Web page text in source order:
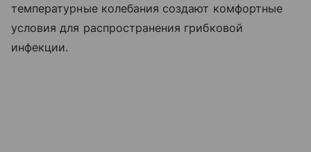
температурные колебания создают комфортные
условия для распространения грибковой
инфекции.